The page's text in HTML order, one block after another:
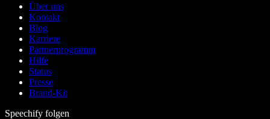
Über uns
Kontakt
Blog
Karriere
Partnerprogramm
Hilfe
Status
Presse
Brand-Kit
Speechify folgen